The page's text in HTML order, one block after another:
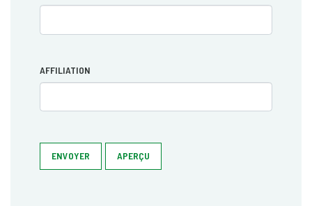
AFFILIATION
ENVOYER APERÇU